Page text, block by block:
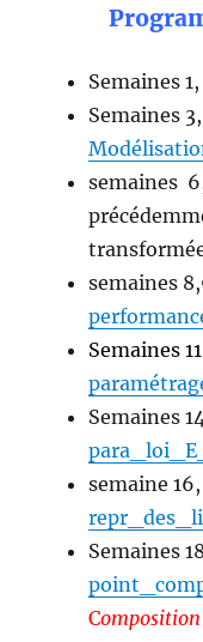
Semaines
Semaines
semaines
semaines
Semaines
Semaines
semaine
Semaines
Composition